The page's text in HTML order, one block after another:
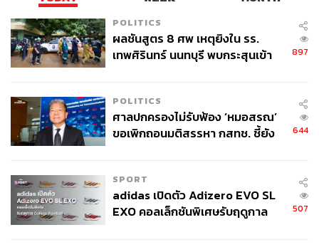
(GHB) ธนาคารอิสลามแห่งประเทศไทย (ibank)
โดยจะประกาศผลวันที่ 17 กรกฎาคม 2569 ผ่านช่องทางที่
เปิดรับสมัคร ยกเว้นเครื่อง ATM
สำหรับผู้ได้รับสิทธิกลุ่มใหม่ ที่ผ่านการคัดกรองจากฐาน
ข้อมูลของกระทรวงมหาดไทย จะต้องยืนยันตัวตนตั้งแต่วันที่
17 กรกฎาคม 2569 ผ่านแอปฯ เป๋าตัง และหน่วยรับลง
ทะเบียน 5 แห่ง โดยสามารถใช้สิทธิสวัสดิการตั้งแต่วันที่ 1
POLITICS
ผลชันสูตร 8 ศพ เหตุยิงใน รร.
เทพศิรินทร์ นนทบุรี พบกระสุนเข้า
897
POLITICS
ศาลปกครองไม่รับฟ้อง ‘หมอสรณ’
ขอเพิกถอนมติสรรหา กสทช. ชี้ยัง
644
SPORT
adidas เปิดตัว Adizero EVO SL
EXO คอลเล็กชันพิเศษรับฤดูกาล
507